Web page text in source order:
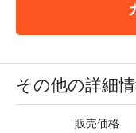
その他の詳細
販売価格